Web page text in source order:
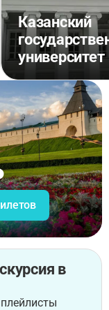
Казанский
университет
в